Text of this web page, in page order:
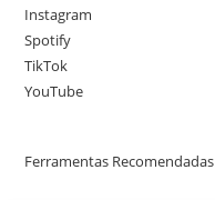
Instagram
Spotify
TikTok
YouTube
Ferramentas Recomendadas